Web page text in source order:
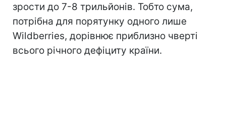
зрости до 7-8 трильйонів. Тобто сума,
потрібна для порятунку одного лише
Wildberries, дорівнює приблизно чверті
всього річного дефіциту країни.